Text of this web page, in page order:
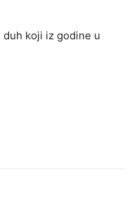
koji iz godine u